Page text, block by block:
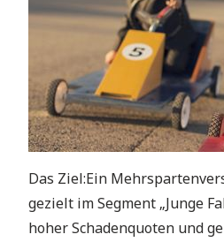
Das Ziel:Ein
gezielt im Segment „Junge
hoher Schadenquoten und